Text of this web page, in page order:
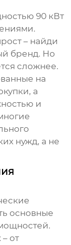
90 кВт
– найди
бренд. Но
сложнее.
на
а
и
нужд, а не
основные
от